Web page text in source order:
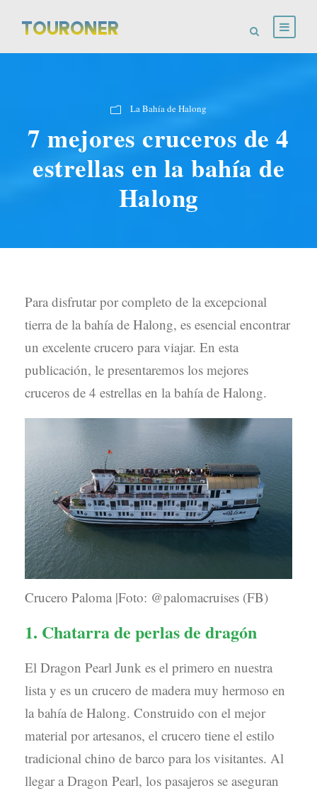
La Bahía de Halong
7 mejores cruceros de 4
estrellas en la bahía de
Halong
Para disfrutar por completo de la excepcional
tierra de la bahía de Halong, es esencial encontrar
un excelente crucero para viajar. En esta
publicación, le presentaremos los mejores
cruceros de 4 estrellas en la bahía de Halong.
Crucero Paloma |Foto: @palomacruises (FB)
1. Chatarra de perlas de dragón
El Dragon Pearl Junk es el primero en nuestra
lista y es un crucero de madera muy hermoso en
la bahía de Halong. Construido con el mejor
material por artesanos, el crucero tiene el estilo
tradicional chino de barco para los visitantes. Al
llegar a Dragon Pearl, los pasajeros se aseguran